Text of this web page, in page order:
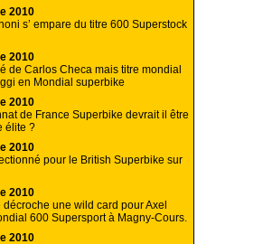
2010
s’ empare du titre 600 Superstock
2010
de Carlos Checa mais titre mondial
en Mondial superbike
2010
de France Superbike devrait il être
élite ?
2010
pour le British Superbike sur
2010
décroche une wild card pour Axel
600 Supersport à Magny-Cours.
2010